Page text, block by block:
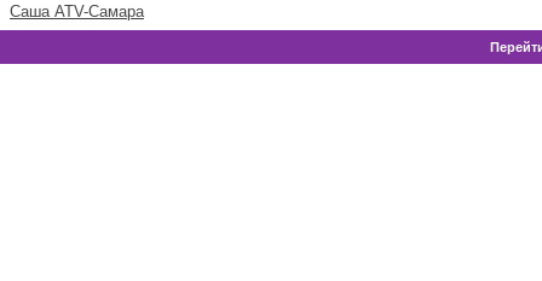
Саша ATV-Самара